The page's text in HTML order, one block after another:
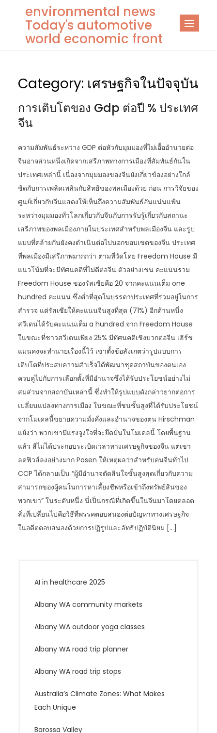
content
environmental news
Today's automotive
world economic front
Category: เศรษฐกิจในปัจจุบัน
การเติบโตของ Gdp ต่อปี % ประเทศ
จีน
ความสัมพันธ์ระหว่าง GDP ต่อหัวกับมุมมองที่ไม่เอื้ออำนวยต่อ
จีนอาจส่วนหนึ่งเกิดจากเสรีภาพทางการเมืองที่สัมพันธ์กันใน
ประเทศเหล่านี้ เนื่องจากมุมมองของจีนยังเกี่ยวข้องอย่างใกล้
ชิดกับการเพลิดเพลินกับสิทธิของพลเมืองด้วย ก่อน การวิจัยของ
ศูนย์เกี่ยวกับจีนแสดงให้เห็นถึงความสัมพันธ์อันแน่นแฟ้น
ระหว่างมุมมองทั่วโลกเกี่ยวกับจีนกับการรับรู้เกี่ยวกับสถานะ
เสรีภาพของพลเมืองภายในประเทศสำหรับพลเมืองจีน และรูป
แบบที่คล้ายกันยังคงดำเนินต่อไปนอกขอบเขตของจีน ประเทศ
ที่พลเมืองมีเสรีภาพมากกว่า ตามที่วัดโดย Freedom House มี
แนวโน้มที่จะมีทัศนคติที่ไม่ดีต่อจีน ตัวอย่างเช่น คะแนนรวม
Freedom House ของรัสเซียคือ 20 จากคะแนนเต็ม one
hundred คะแนน ซึ่งต่ำที่สุดในบรรดาประเทศที่รวมอยู่ในการ
สำรวจ แต่รัสเซียให้คะแนนจีนสูงที่สุด (71%) อีกด้านหนึ่ง
สวีเดนได้รับคะแนนเต็ม a hundred จาก Freedom House
ในขณะที่ชาวสวีเดนเพียง 25% มีทัศนคติเชิงบวกต่อจีน เฮิร์ช
แมนคงจะทำนายเรื่องนี้ไว้ เขาตั้งข้อสังเกตว่ารูปแบบการ
เติบโตที่ประสบความสำเร็จได้พัฒนาชุดสถาบันของตนเอง
ควบคู่ไปกับการเลือกตั้งที่มีอำนาจซึ่งได้รับประโยชน์อย่างไม่
สมส่วนจากสถาบันเหล่านี้ ซึ่งทำให้รูปแบบดังกล่าวยากต่อการ
เปลี่ยนแปลงทางการเมือง ในขณะที่ชนชั้นสูงที่ได้รับประโยชน์
จากโมเดลนี้ขยายความมั่งคั่งและอำนาจของตน Hirschman
แย้งว่า พวกเขามีแรงจูงใจที่จะยึดมั่นในโมเดลนี้ โดยพื้นฐาน
แล้ว สีไม่ได้ประกอบระเบิดเวลาทางเศรษฐกิจของจีน แต่เขา
ลดฟิวส์ลงอย่างมาก Posen ให้เหตุผลว่าสำหรับคนจีนทั่วไป
CCP ได้กลายเป็น “ผู้มีอำนาจตัดสินใจขั้นสูงสุดเกี่ยวกับความ
สามารถของผู้คนในการหาเลี้ยงชีพหรือเข้าถึงทรัพย์สินของ
พวกเขา” ในระดับหนึ่ง นี่เป็นกรณีที่เกิดขึ้นในจีนมาโดยตลอด
สิ่งที่เปลี่ยนไปคือวิธีที่พรรคตอบสนองต่อปัญหาทางเศรษฐกิจ
ในอดีตตอบสนองด้วยการปฏิรูปและลัทธิปฏิบัตินิยม […]
AI in healthcare 2025
Albany WA community markets
Albany WA outdoor yoga classes
Albany WA road trip planner
Albany WA road trip stops
Australia’s Climate Zones: What Makes
Each Unique
Barossa Valley